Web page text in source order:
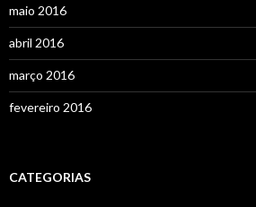
maio 2016
abril 2016
março 2016
fevereiro 2016
CATEGORIAS